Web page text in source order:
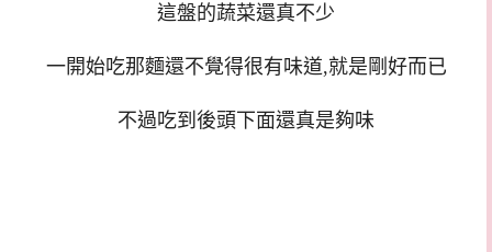
這盤的蔬菜還真不少
一開始吃那麵還不覺得很有味道,就是剛好而已
不過吃到後頭下面還真是夠味